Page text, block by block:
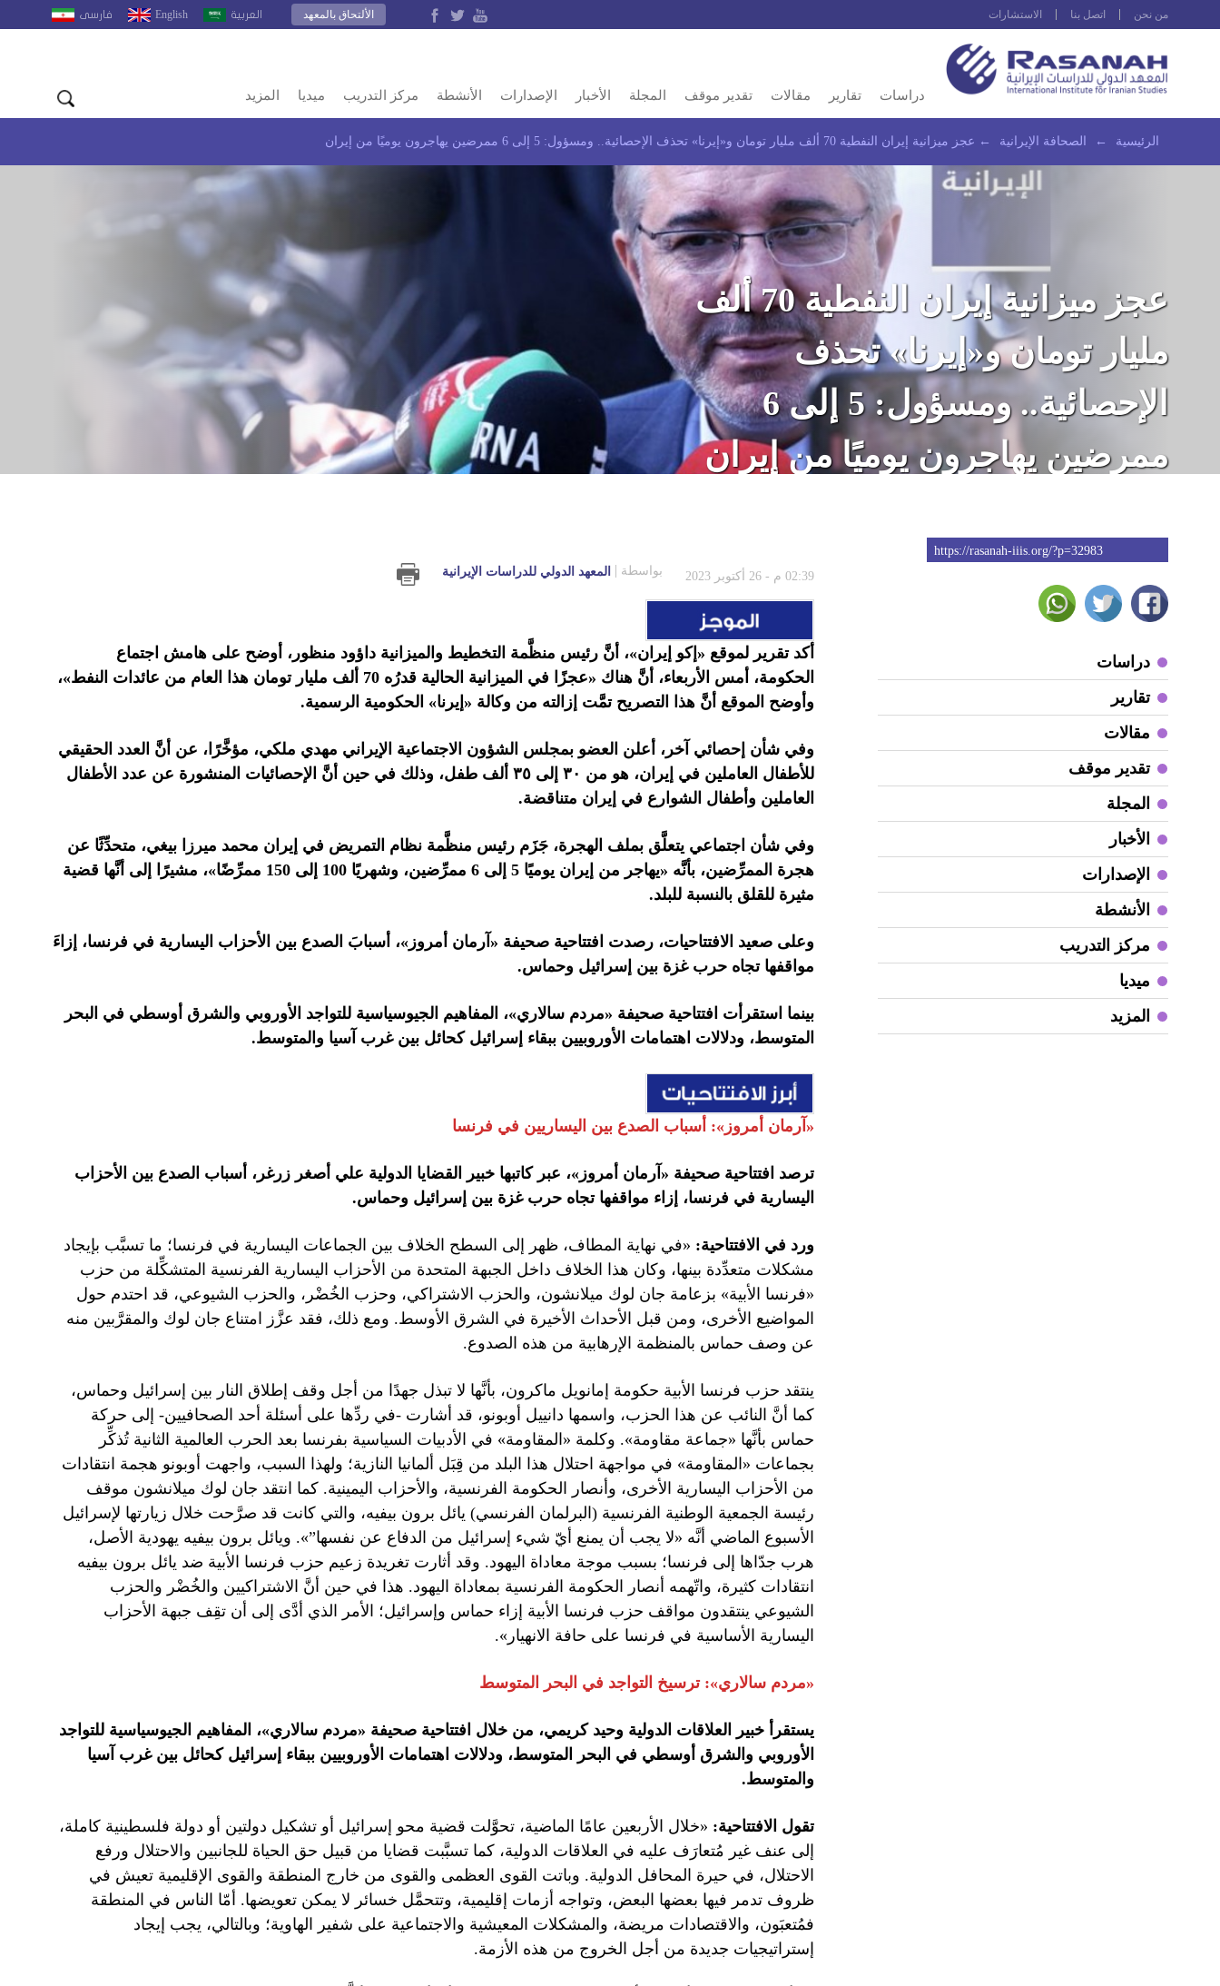
من نحن اتصل بنا الاستشارات العربية English فارسى الألتحاق بالمعهد
دراسات تقارير مقالات تقدير موقف المجلة الأخبار الإصدارات الأنشطة مركز التدريب ميديا المزيد
الرئيسية ← الصحافة الإيرانية ← عجز ميزانية إيران النفطية 70 ألف مليار تومان و«إيرنا» تحذف الإحصائية.. ومسؤول: 5 إلى 6 ممرضين يهاجرون يوميًا من إيران
عجز ميزانية إيران النفطية 70 ألف
مليار تومان و«إيرنا» تحذف
الإحصائية.. ومسؤول: 5 إلى 6
ممرضين يهاجرون يوميًا من إيران
https://rasanah-iiis.org/?p=32983
دراسات
تقارير
مقالات
تقدير موقف
المجلة
الأخبار
الإصدارات
الأنشطة
مركز التدريب
ميديا
المزيد
02:39 م - 26 أكتوبر 2023 بواسطة المعهد الدولي للدراسات الإيرانية
أكد تقرير لموقع «إكو إيران»، أنَّ رئيس منظَّمة التخطيط والميزانية داؤود منظور، أوضح على هامش اجتماع
الحكومة، أمس الأربعاء، أنَّ هناك «عجزًا في الميزانية الحالية قدرُه 70 ألف مليار تومان هذا العام من عائدات النفط»،
وأوضح الموقع أنَّ هذا التصريح تمَّت إزالته من وكالة «إيرنا» الحكومية الرسمية.
وفي شأن إحصائي آخر، أعلن العضو بمجلس الشؤون الاجتماعية الإيراني مهدي ملكي، مؤخَّرًا، عن أنَّ العدد الحقيقي
للأطفال العاملين في إيران، هو من ٣٠ إلى ٣٥ ألف طفل، وذلك في حين أنَّ الإحصائيات المنشورة عن عدد الأطفال
العاملين وأطفال الشوارع في إيران متناقضة.
وفي شأن اجتماعي يتعلَّق بملف الهجرة، جَزَم رئيس منظَّمة نظام التمريض في إيران محمد ميرزا بيغي، متحدِّثًا عن
هجرة الممرِّضين، بأنَّه «يهاجر من إيران يوميًا 5 إلى 6 ممرِّضين، وشهريًا 100 إلى 150 ممرِّضًا»، مشيرًا إلى أنَّها قضية
مثيرة للقلق بالنسبة للبلد.
وعلى صعيد الافتتاحيات، رصدت افتتاحية صحيفة «آرمان أمروز»، أسبابَ الصدع بين الأحزاب اليسارية في فرنسا، إزاءَ
مواقفها تجاه حرب غزة بين إسرائيل وحماس.
بينما استقرأت افتتاحية صحيفة «مردم سالاري»، المفاهيم الجيوسياسية للتواجد الأوروبي والشرق أوسطي في البحر
المتوسط، ودلالات اهتمامات الأوروبيين ببقاء إسرائيل كحائل بين غرب آسيا والمتوسط.
«آرمان أمروز»: أسباب الصدع بين اليساريين في فرنسا
ترصد افتتاحية صحيفة «آرمان أمروز»، عبر كاتبها خبير القضايا الدولية علي أصغر زرغر، أسباب الصدع بين الأحزاب
اليسارية في فرنسا، إزاء مواقفها تجاه حرب غزة بين إسرائيل وحماس.
ورد في الافتتاحية: «في نهاية المطاف، ظهر إلى السطح الخلاف بين الجماعات اليسارية في فرنسا؛ ما تسبَّب بإيجاد
مشكلات متعدِّدة بينها، وكان هذا الخلاف داخل الجبهة المتحدة من الأحزاب اليسارية الفرنسية المتشكِّلة من حزب
«فرنسا الأبية» بزعامة جان لوك ميلانشون، والحزب الاشتراكي، وحزب الخُضْر، والحزب الشيوعي، قد احتدم حول
المواضيع الأخرى، ومن قبل الأحداث الأخيرة في الشرق الأوسط. ومع ذلك، فقد عزَّز امتناع جان لوك والمقرَّبين منه
عن وصف حماس بالمنظمة الإرهابية من هذه الصدوع.
ينتقد حزب فرنسا الأبية حكومة إمانويل ماكرون، بأنَّها لا تبذل جهدًا من أجل وقف إطلاق النار بين إسرائيل وحماس،
كما أنَّ النائب عن هذا الحزب، واسمها دانييل أوبونو، قد أشارت -في ردِّها على أسئلة أحد الصحافيين- إلى حركة
حماس بأنَّها «جماعة مقاومة». وكلمة «المقاومة» في الأدبيات السياسية بفرنسا بعد الحرب العالمية الثانية تُذكِّر
بجماعات «المقاومة» في مواجهة احتلال هذا البلد من قِبَل ألمانيا النازية؛ ولهذا السبب، واجهت أوبونو هجمة انتقادات
من الأحزاب اليسارية الأخرى، وأنصار الحكومة الفرنسية، والأحزاب اليمينية. كما انتقد جان لوك ميلانشون موقف
رئيسة الجمعية الوطنية الفرنسية (البرلمان الفرنسي) يائل برون بيفيه، والتي كانت قد صرَّحت خلال زيارتها لإسرائيل
الأسبوع الماضي أنَّه «لا يجب أن يمنع أيّ شيء إسرائيل من الدفاع عن نفسها”». ويائل برون بيفيه يهودية الأصل،
هرب جدّاها إلى فرنسا؛ بسبب موجة معاداة اليهود. وقد أثارت تغريدة زعيم حزب فرنسا الأبية ضد يائل برون بيفيه
انتقادات كثيرة، واتّهمه أنصار الحكومة الفرنسية بمعاداة اليهود. هذا في حين أنَّ الاشتراكيين والخُضْر والحزب
الشيوعي ينتقدون مواقف حزب فرنسا الأبية إزاء حماس وإسرائيل؛ الأمر الذي أدَّى إلى أن تقِف جبهة الأحزاب
اليسارية الأساسية في فرنسا على حافة الانهيار».
«مردم سالاري»:ترسيخ التواجد في البحر المتوسط
يستقرأ خبير العلاقات الدولية وحيد كريمي، من خلال افتتاحية صحيفة «مردم سالاري»، المفاهيم الجيوسياسية للتواجد
الأوروبي والشرق أوسطي في البحر المتوسط، ودلالات اهتمامات الأوروبيين ببقاء إسرائيل كحائل بين غرب آسيا
والمتوسط.
تقول الافتتاحية: «خلال الأربعين عامًا الماضية، تحوَّلت قضية محو إسرائيل أو تشكيل دولتين أو دولة فلسطينية كاملة،
إلى عنف غير مُتعارَف عليه في العلاقات الدولية، كما تسبَّبت قضايا من قبيل حق الحياة للجانبين والاحتلال ورفع
الاحتلال، في حيرة المحافل الدولية. وباتت القوى العظمى والقوى من خارج المنطقة والقوى الإقليمية تعيش في
ظروف تدمر فيها بعضها البعض، وتواجه أزمات إقليمية، وتتحمَّل خسائر لا يمكن تعويضها. أمّا الناس في المنطقة
فمُتعبَون، والاقتصادات مريضة، والمشكلات المعيشية والاجتماعية على شفير الهاوية؛ وبالتالي، يجب إيجاد
إستراتيجيات جديدة من أجل الخروج من هذه الأزمة.